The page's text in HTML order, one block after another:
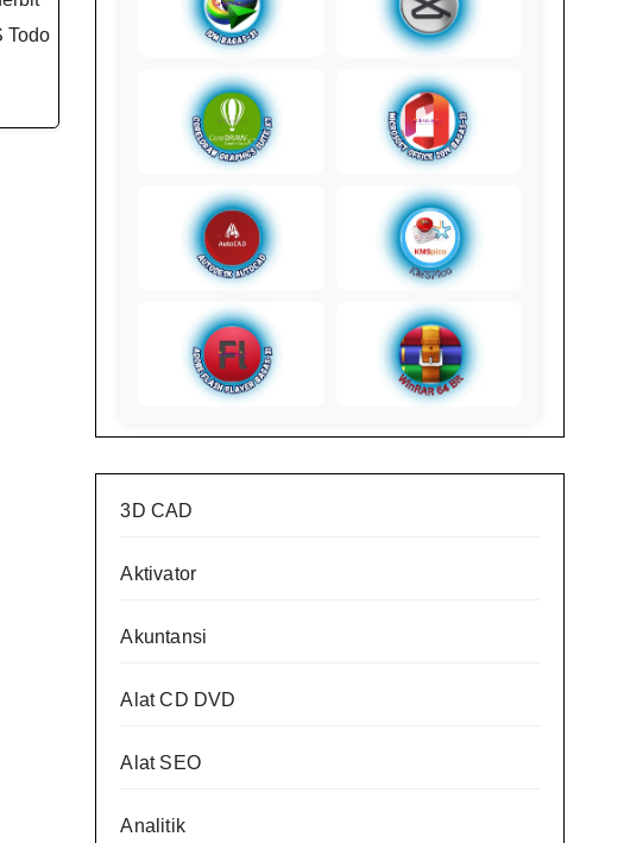
Todo
3D CAD
Aktivator
Akuntansi
Alat CD DVD
Alat SEO
Analitik